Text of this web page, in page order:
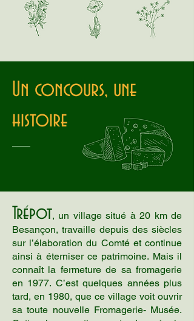
Un concours, une
histoire
Trépot, un village situé à 20 km de
Besançon, travaille depuis des siècles
sur l’élaboration du Comté et continue
ainsi à éterniser ce patrimoine. Mais il
connaît la fermeture de sa fromagerie
en 1977. C’est quelques années plus
tard, en 1980, que ce village voit ouvrir
sa toute nouvelle Fromagerie- Musée.